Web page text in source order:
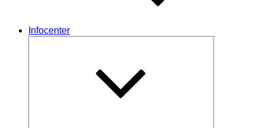
Infocenter